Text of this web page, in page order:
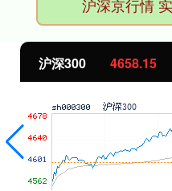
沪深京行情
北证50 1119.46